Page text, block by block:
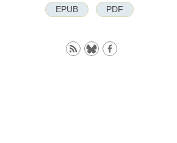
EPUB PDF